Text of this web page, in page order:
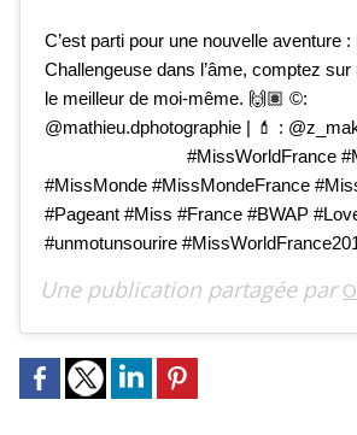
C’est parti pour une nouvelle aventure
Challengeuse dans l’âme, comptez
le meilleur de moi-même. 🙌🏽 ©️:
@mathieu.dphotographie | 💄 :
⠀⠀⠀⠀⠀ ⠀⠀⠀⠀⠀ #MissWorldFrance
#MissMonde #MissMondeFrance
#Pageant #Miss #France #BWAP
#unmotunsourire
Une publication partagée par